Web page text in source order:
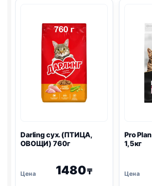
Darling сух. (ПТИЦА,
ОВОЩИ) 760г
1480₸
Pro Plan
1,5кг